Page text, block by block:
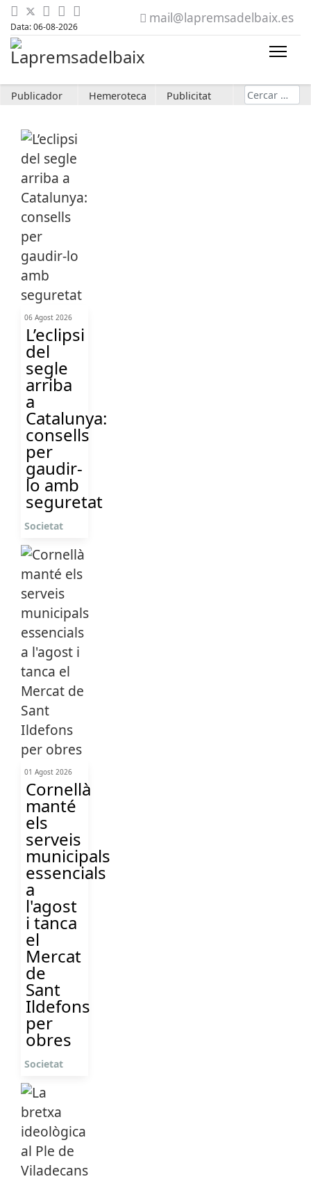
Data: 06-08-2026
mail@lapremsadelbaix.es
Publicador Hemeroteca Publicitat Cerca
06 Agost 2026
L’eclipsi
del
segle
arriba
a
Catalunya:
consells
per
gaudir-
lo amb
seguretat
Societat
01 Agost 2026
Cornellà
manté
els
serveis
municipals
essencials
a
l'agost
i tanca
el
Mercat
de
Sant
Ildefons
per
obres
Societat